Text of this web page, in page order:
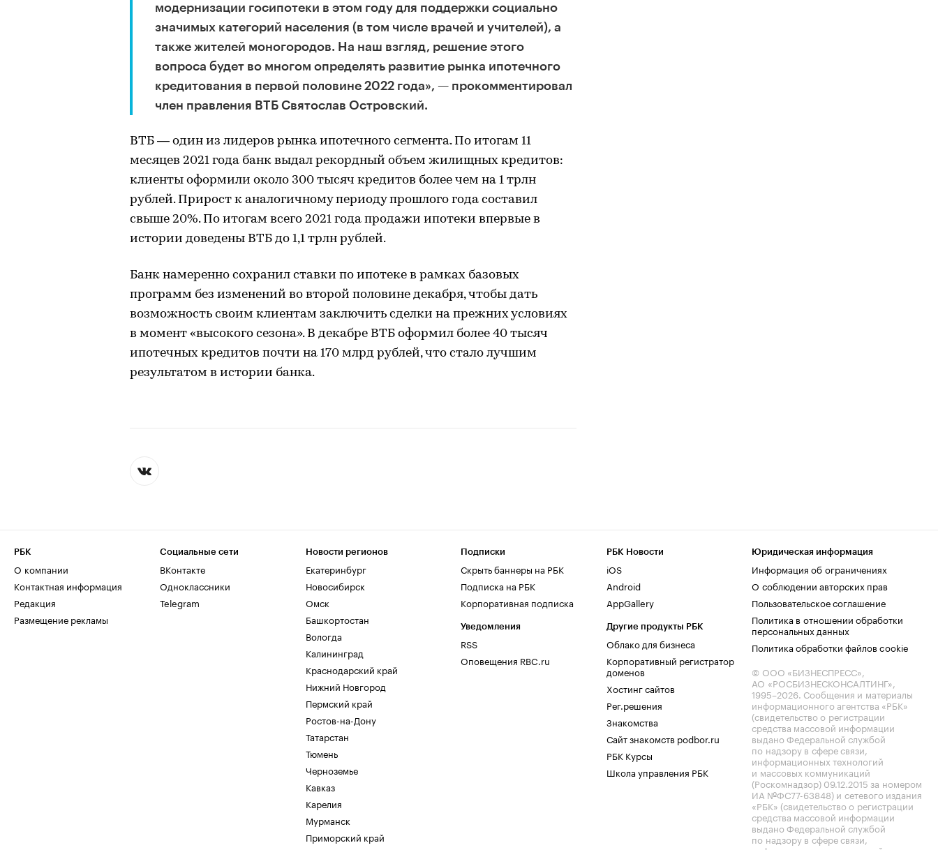
модернизации госипотеки в этом году для поддержки социально
значимых категорий населения (в том числе врачей и учителей), а
также жителей моногородов. На наш взгляд, решение этого
вопроса будет во многом определять развитие рынка ипотечного
кредитования в первой половине 2022 года», — прокомментировал
член правления ВТБ Святослав Островский.
ВТБ — один из лидеров рынка ипотечного сегмента. По итогам 11
месяцев 2021 года банк выдал рекордный объем жилищных кредитов:
клиенты оформили около 300 тысяч кредитов более чем на 1 трлн
рублей. Прирост к аналогичному периоду прошлого года составил
свыше 20%. По итогам всего 2021 года продажи ипотеки впервые в
истории доведены ВТБ до 1,1 трлн рублей.
Банк намеренно сохранил ставки по ипотеке в рамках базовых
программ без изменений во второй половине декабря, чтобы дать
возможность своим клиентам заключить сделки на прежних условиях
в момент «высокого сезона». В декабре ВТБ оформил более 40 тысяч
ипотечных кредитов почти на 170 млрд рублей, что стало лучшим
результатом в истории банка.
РБК
О компании
Контактная информация
Редакция
Размещение рекламы
Социальные сети
ВКонтакте
Одноклассники
Telegram
Новости регионов
Екатеринбург
Новосибирск
Омск
Башкортостан
Вологда
Калининград
Краснодарский край
Нижний Новгород
Пермский край
Ростов-на-Дону
Татарстан
Тюмень
Черноземье
Кавказ
Карелия
Мурманск
Приморский край
Подписки
Скрыть баннеры на РБК
Подписка на РБК
Корпоративная подписка
Уведомления
RSS
Оповещения RBC.ru
РБК Новости
iOS
Android
AppGallery
Другие продукты РБК
Облако для бизнеса
Корпоративный регистратор
доменов
Хостинг сайтов
Рег.решения
Знакомства
Сайт знакомств podbor.ru
РБК Курсы
Школа управления РБК
Юридическая информация
Информация об ограничениях
О соблюдении авторских прав
Пользовательское соглашение
Политика в отношении обработки
персональных данных
Политика обработки файлов cookie
© ООО «БИЗНЕСПРЕСС»,
АО «РОСБИЗНЕСКОНСАЛТИНГ»,
1995–2026. Сообщения и материалы
информационного агентства «РБК»
(свидетельство о регистрации
средства массовой информации
выдано Федеральной службой
по надзору в сфере связи,
информационных технологий
и массовых коммуникаций
(Роскомнадзор) 09.12.2015 за номером
ИА №ФС77-63848) и сетевого издания
«РБК» (свидетельство о регистрации
средства массовой информации
выдано Федеральной службой
по надзору в сфере связи,